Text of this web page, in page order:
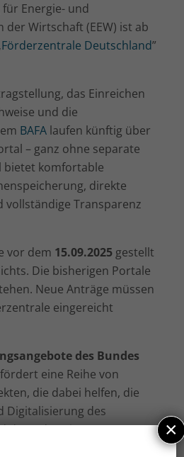
Energie- und
der Wirtschaft (EEW) ist ab
Förderzentrale Deutschland”
das Einreichen
und die
BAFA laufen künftig über
– ganz ohne separate
bietet komfortable
direkte
Transparenz
vor dem 15.09.2025 gestellt
Die bisherigen Portale
Neue Anträge müssen
eingereicht
des Bundes
eine Reihe von
die dabei helfen, die
Digitalisierung des
der Industrie
der Angebote des
×